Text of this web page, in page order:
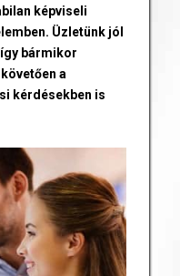
képviseli
Üzletünk jól
bármikor
a
kérdésekben is